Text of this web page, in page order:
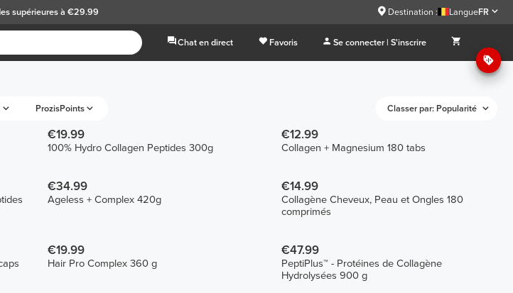
supérieures à €29.99 Destination : LangueFR
Chat en direct Favoris Se connecter | S'inscrire
ProzisPoints Classer par: Popularité
€19.99
100% Hydro Collagen Peptides 300g
€12.99
Collagen + Magnesium 180 tabs
€34.99
Ageless + Complex 420g
€14.99
Collagène Cheveux, Peau et Ongles 180
comprimés
€19.99
Hair Pro Complex 360 g
€47.99
PeptiPlus™ - Protéines de Collagène
Hydrolysées 900 g